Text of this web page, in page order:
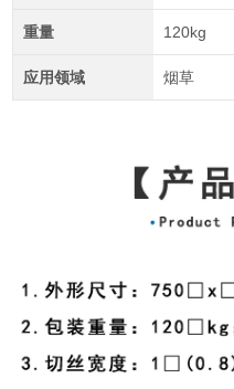
重量 120kg
应用领域 烟草